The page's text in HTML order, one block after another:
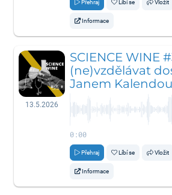
Přehraj Líbí se Vložit
Informace
13.5.2026
SCIENCE WINE
(ne)vzdělávat
Janem Kalendou
0:00
Přehraj Líbí se Vložit
Informace